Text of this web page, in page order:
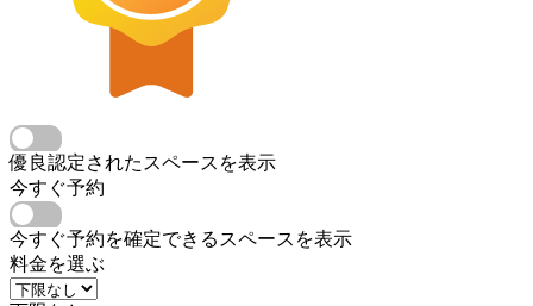
優良認定されたスペースを表示
今すぐ予約
今すぐ予約を確定できるスペースを表示
料金を選ぶ